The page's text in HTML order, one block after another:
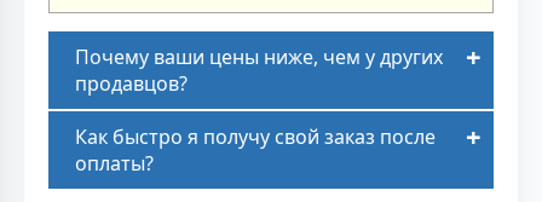
Почему ваши цены ниже, чем у других
продавцов?
Как быстро я получу свой заказ после
оплаты?